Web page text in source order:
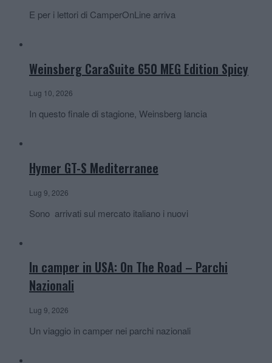
E per i lettori di CamperOnLine arriva
Weinsberg CaraSuite 650 MEG Edition Spicy
Lug 10, 2026
In questo finale di stagione, Weinsberg lancia
Hymer GT-S Mediterranee
Lug 9, 2026
Sono arrivati sul mercato italiano i nuovi
In camper in USA: On The Road – Parchi
Nazionali
Lug 9, 2026
Un viaggio in camper nei parchi nazionali